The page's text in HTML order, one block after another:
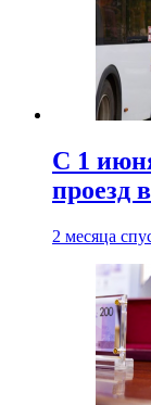
С 1
проезд
2 месяца